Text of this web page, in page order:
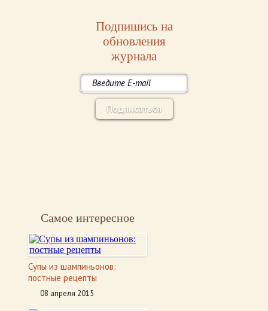
Подпишись на
обновления
журнала
Подписаться
Самое интересное
Супы из шампиньонов:
постные рецепты
08 апреля 2015